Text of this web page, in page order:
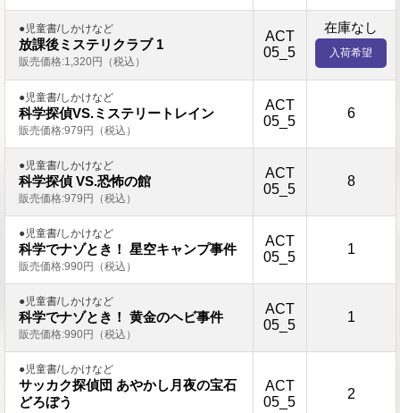
●児童書/しかけなど
放課後ミステリクラブ 1
販売価格:1,320円（税込）
ACT
05_5
在庫なし
入荷希望
●児童書/しかけなど
科学探偵VS.ミステリートレイン
販売価格:979円（税込）
ACT
05_5
6
●児童書/しかけなど
科学探偵 VS.恐怖の館
販売価格:979円（税込）
ACT
05_5
8
●児童書/しかけなど
科学でナゾとき！ 星空キャンプ事件
販売価格:990円（税込）
ACT
05_5
1
●児童書/しかけなど
科学でナゾとき！ 黄金のヘビ事件
販売価格:990円（税込）
ACT
05_5
1
●児童書/しかけなど
サッカク探偵団 あやかし月夜の宝石
どろぼう
ACT
05_5
2